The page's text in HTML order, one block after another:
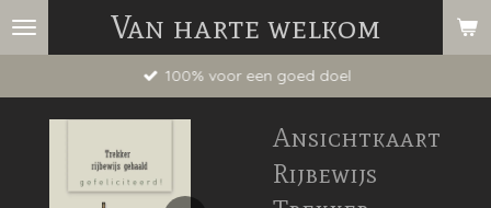
Ga
Van harte welkom
100% voor een goed doel
Ansichtkaart
Rijbewijs